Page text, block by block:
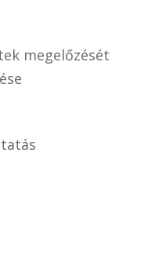
megelőzését